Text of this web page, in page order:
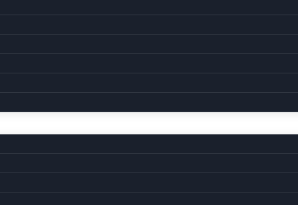
gute Entscheidung. Denn am nächsten Morgen
überrascht vom Blick auf die Berge im Sonnenlicht